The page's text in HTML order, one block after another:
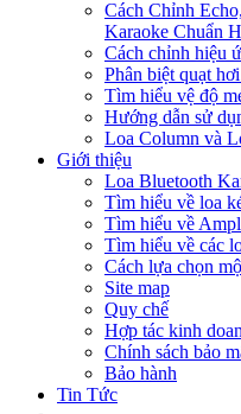
Cách Chỉnh
Karaoke Chuẩn
Cách chỉnh hiệu
Phân biệt quạt
Tìm hiểu vệ độ
Hướng dẫn sử
Loa Column và
Giới thiệu
Loa Bluetooth
Tìm hiểu về loa
Tìm hiểu về
Tìm hiểu về các
Cách lựa chọn
Site map
Quy chế
Hợp tác kinh
Chính sách bảo
Bảo hành
Tin Tức